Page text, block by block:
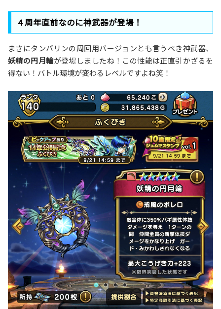
４周年直前なのに神武器が登場！
まさにタンバリンの周回用バージョンとも言うべき神武器、
妖精の円月輪が登場しましたね！この性能は正直引かざるを
得ない！バトル環境が変わるレベルですよね笑！